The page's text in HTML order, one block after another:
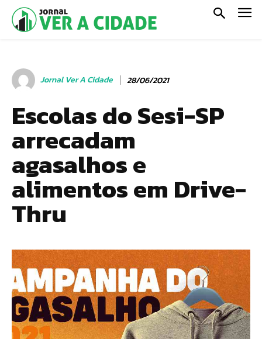
Jornal Ver A Cidade 28/06/2021
Escolas do Sesi-SP
arrecadam
agasalhos e
alimentos em Drive-
Thru